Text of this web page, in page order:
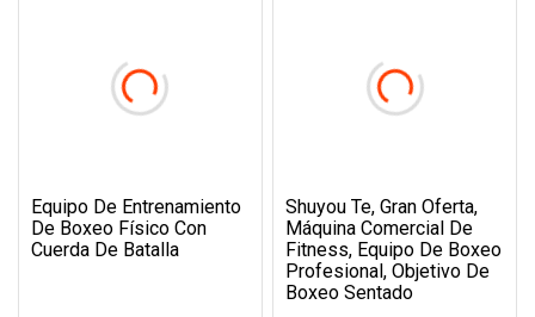
Equipo De Entrenamiento
De Boxeo Físico Con
Cuerda De Batalla
Shuyou Te, Gran Oferta,
Máquina Comercial De
Fitness, Equipo De Boxeo
Profesional, Objetivo De
Boxeo Sentado